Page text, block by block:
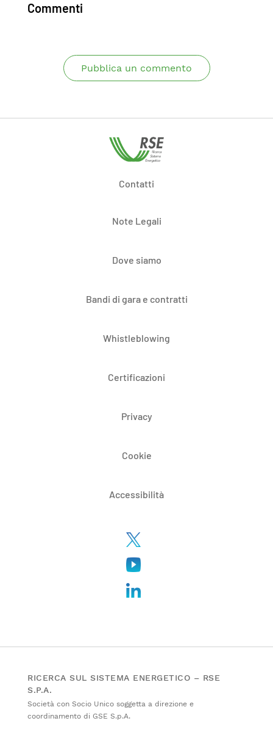
Commenti
Pubblica un commento
Contatti
Note Legali
Dove siamo
Bandi di gara e contratti
Whistleblowing
Certificazioni
Privacy
Cookie
Accessibilità
RICERCA SUL SISTEMA ENERGETICO – RSE
S.P.A.
Società con Socio Unico soggetta a direzione e
coordinamento di GSE S.p.A.